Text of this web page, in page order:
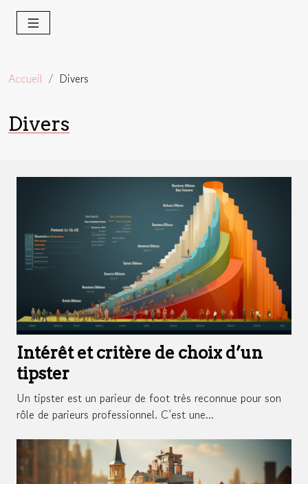
Accueil Divers
Divers
Intérêt et critère de choix d’un
tipster
Un tipster est un parieur de foot très reconnue pour son
rôle de parieurs professionnel. C’est une...